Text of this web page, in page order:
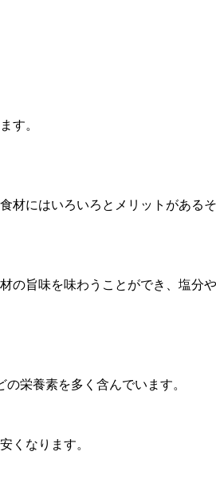
す。
にはいろいろとメリットがあるそ
の旨味を味わうことができ、塩分
栄養素を多く含んでいます。
くなります。